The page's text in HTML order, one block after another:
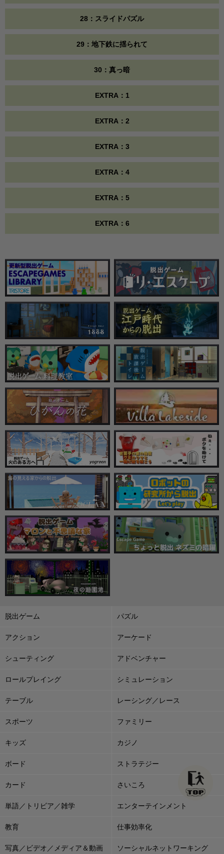
28：スライドパズル
29：地下鉄に揺られて
30：真っ暗
EXTRA：1
EXTRA：2
EXTRA：3
EXTRA：4
EXTRA：5
EXTRA：6
脱出ゲーム パズル
アクション アーケード
シューティング アドベンチャー
ロールプレイング シミュレーション
テーブル レーシング／レース
スポーツ ファミリー
キッズ カジノ
ボード ストラテジー
カード さいころ
単語／トリビア／雑学 エンターテインメント
教育 仕事効率化
写真／ビデオ／メディア＆動画 ソーシャルネットワーキング